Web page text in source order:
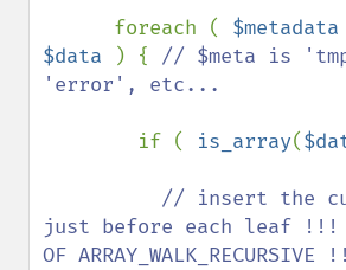
foreach ( $metadata
$data
) { // $meta is
'error', etc...
if ( is_array(
// insert the
just before each leaf !!!
OF ARRAY_WALK_RECURSIVE